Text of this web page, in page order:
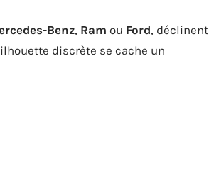
Benz, Ram ou Ford, déclinent
discrète se cache un